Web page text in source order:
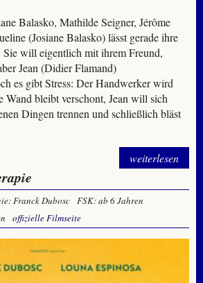
Balasko, Mathilde Seigner, Jérôme
(Josiane Balasko) lässt gerade ihre
Sie will eigentlich mit ihrem Freund,
Jean (Didier Flamand)
es gibt Stress: Der Handwerker wird
Wand bleibt verschont, Jean will sich
Dingen trennen und schließlich bläst
weiterlesen
Franck Dubosc FSK: ab 6 Jahren
offizielle Filmseite